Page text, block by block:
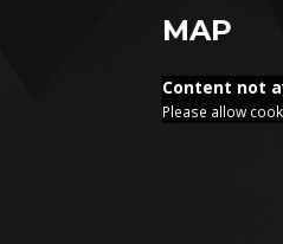
MAP
Content not
Please allow